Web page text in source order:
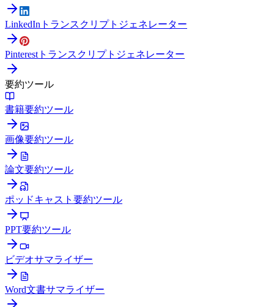
LinkedInトランスクリプトジェネレーター
Pinterestトランスクリプトジェネレーター
要約ツール
書籍要約ツール
画像要約ツール
論文要約ツール
ポッドキャスト要約ツール
PPT要約ツール
ビデオサマライザー
Word文書サマライザー